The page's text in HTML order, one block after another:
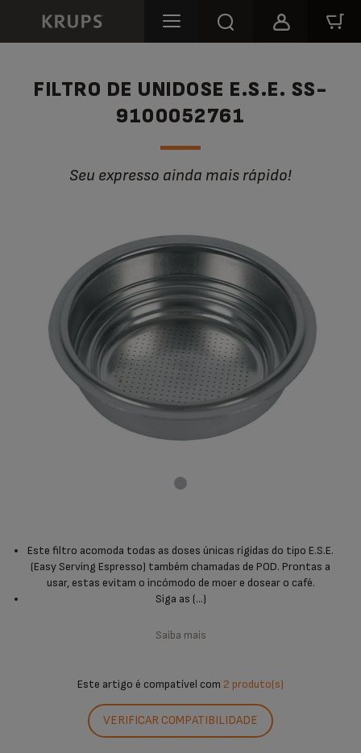
FILTRO DE UNIDOSE E.S.E. SS-
9100052761
Seu expresso ainda mais rápido!
Este filtro acomoda todas as doses únicas rígidas do tipo E.S.E.
(Easy Serving Espresso) também chamadas de POD. Prontas a
usar, estas evitam o incómodo de moer e dosear o café.
Siga as (...)
Saiba mais
Este artigo é compatível com 2 produto(s)
VERIFICAR COMPATIBILIDADE